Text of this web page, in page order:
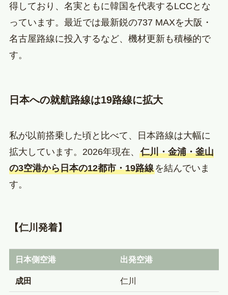
得しており、名実ともに韓国を代表するLCCとな
っています。最近では最新鋭の737 MAXを大阪・
名古屋路線に投入するなど、機材更新も積極的で
す。
日本への就航路線は19路線に拡大
私が以前搭乗した頃と比べて、日本路線は大幅に
拡大しています。2026年現在、 仁川・金浦・釜山
の3空港から日本の12都市・19路線を結んでいま
す。
【仁川発着】
日本側空港 出発空港
成田 仁川